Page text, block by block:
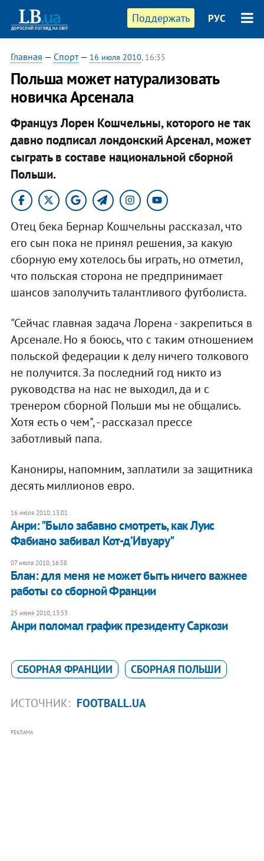
Поддержать РУС
Главная — Спорт— 16 июля 2010, 16:35
Польша может натурализовать
новичка Арсенала
Француз Лорен Кошчельны, которого не так
давно подписал лондонский Арсенал, может
сыграть в составе национальной сборной
Польши.
Отец бека Бернар Кошчельны рассказал, что
его сын пока не принял решения, за какую
сборную ему хотелось бы играть, но отметил,
что польская сторона не предпринимает
шансов заполучить талантливого футболиста.
"Сейчас главная задача Лорена - закрепиться в
Арсенале. Но я боюсь, что с таким отношением
польской федерации к делу ничего толкового
не получится. За последний год никто из
руководства на нас не выходил, да и с
тренером сборной Польши мы не общались.
Хотя есть о чем", - рассказал прессе
заботливый папа.
Канониры, напомним, заплатили за защитника
десять миллионов евро.
16 июля 2010, 13:01
Анри: "Было забавно смотреть, как Луис
Фабиано забивал Кот-д’Ивуару"
07 июля 2010, 16:58
Блан: для меня не может быть ничего важнее
работы со сборной Франции
25 июня 2010, 13:53
Анри поломал график президенту Саркози
СБОРНАЯ ФРАНЦИИ СБОРНАЯ ПОЛЬШИ
ИСТОЧНИК: FOOTBALL.UA
РЕКЛАМА